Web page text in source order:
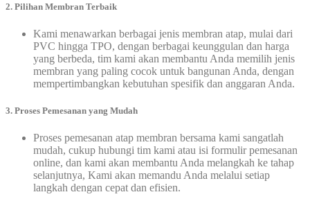
2. Pilihan Membran Terbaik
Kami menawarkan berbagai jenis membran atap, mulai dari
PVC hingga TPO, dengan berbagai keunggulan dan harga
yang berbeda, tim kami akan membantu Anda memilih jenis
membran yang paling cocok untuk bangunan Anda, dengan
mempertimbangkan kebutuhan spesifik dan anggaran Anda.
3. Proses Pemesanan yang Mudah
Proses pemesanan atap membran bersama kami sangatlah
mudah, cukup hubungi tim kami atau isi formulir pemesanan
online, dan kami akan membantu Anda melangkah ke tahap
selanjutnya, Kami akan memandu Anda melalui setiap
langkah dengan cepat dan efisien.